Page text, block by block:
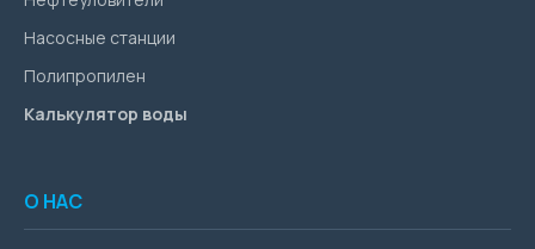
Насосные станции
Полипропилен
Калькулятор воды
О НАС